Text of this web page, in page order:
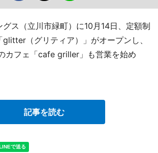
ス（立川市緑町）に10月14日、定額制
（グリティア）」がオープンし、
カフェ「cafe griller」も営業を始め
記事を読む